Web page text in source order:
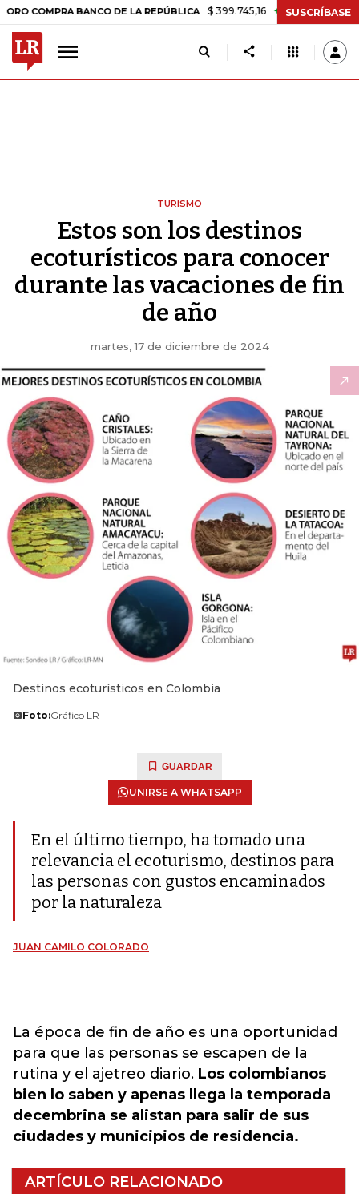
BANCO DE LA REPÚBLICA $ 399.745,16 +$ 2.295,71 +0,58%
SUSCRÍBASE
TURISMO
Estos son los destinos
ecoturísticos para conocer
durante las vacaciones de fin
de año
martes, 17 de diciembre de 2024
Destinos ecoturísticos en Colombia
Foto:Gráfico LR
GUARDAR
UNIRSE A WHATSAPP
En el último tiempo, ha tomado una
relevancia el ecoturismo, destinos para
las personas con gustos encaminados
por la naturaleza
JUAN CAMILO COLORADO
La época de fin de año es una oportunidad
para que las personas se escapen de la
rutina y el ajetreo diario. Los colombianos
bien lo saben y apenas llega la temporada
decembrina se alistan para salir de sus
ciudades y municipios de residencia.
ARTÍCULO RELACIONADO